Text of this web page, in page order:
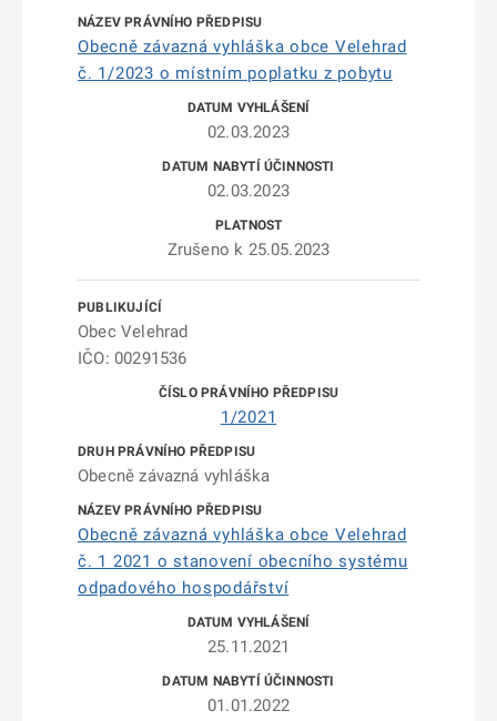
Obecně závazná vyhláška obce Velehrad
č. 1/2023 o místním poplatku z pobytu
02.03.2023
02.03.2023
Zrušeno k 25.05.2023
Obec Velehrad
IČO: 00291536
1/2021
Obecně závazná vyhláška
Obecně závazná vyhláška obce Velehrad
č. 1 2021 o stanovení obecního systému
odpadového hospodářství
25.11.2021
01.01.2022